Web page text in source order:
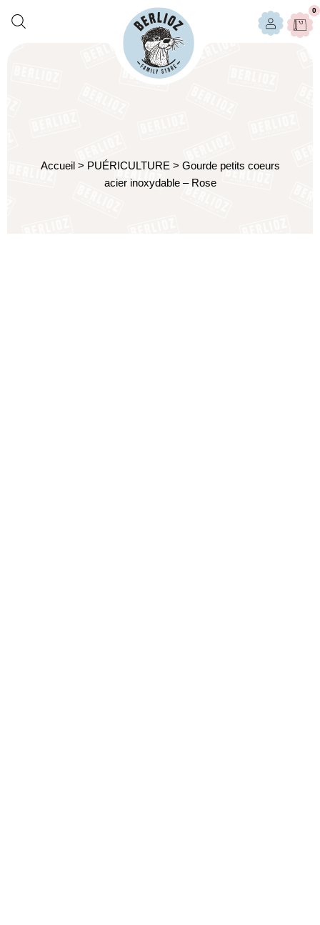
0
Accueil> PUÉRICULTURE > Gourde petits coeurs
acier inoxydable – Rose